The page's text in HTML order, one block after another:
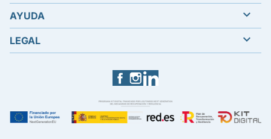
Facebook
AYUDA 
LEGAL 